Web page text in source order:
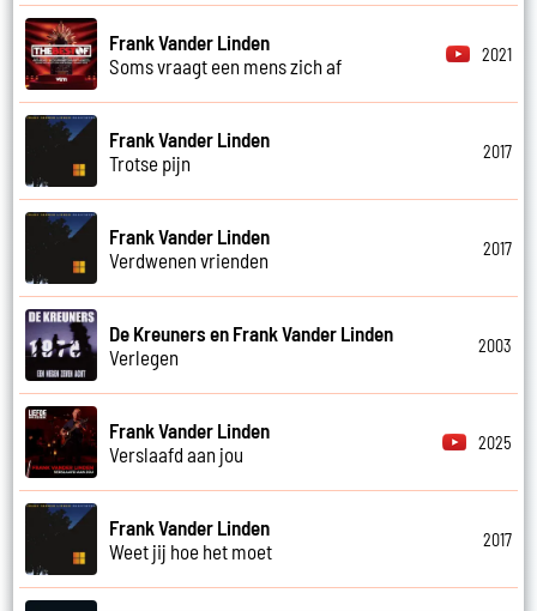
Frank Vander Linden
Soms vraagt een mens zich af
2021
Frank Vander Linden
Trotse pijn
2017
Frank Vander Linden
Verdwenen vrienden
2017
De Kreuners en Frank Vander Linden
Verlegen
2003
Frank Vander Linden
Verslaafd aan jou
2025
Frank Vander Linden
Weet jij hoe het moet
2017